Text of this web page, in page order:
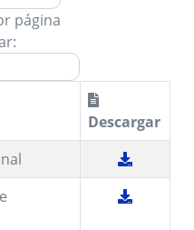
página
Descargar